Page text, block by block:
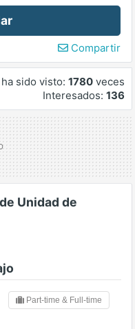
Compartir
sido visto: 1780 veces
Interesados: 136
Unidad de
Part-time & Full-time